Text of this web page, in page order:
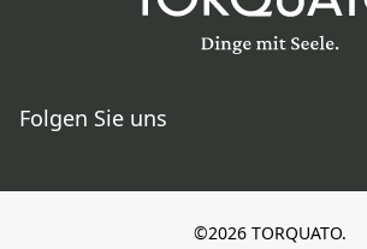
Folgen Sie uns
©2026 TORQUATO.